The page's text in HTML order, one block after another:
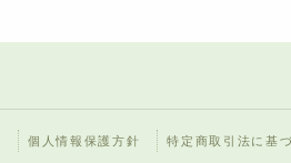
個人情報保護方針 特定商取引法に基